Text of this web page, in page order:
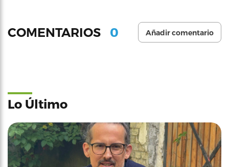
COMENTARIOS 0 Añadir comentario
Lo Último